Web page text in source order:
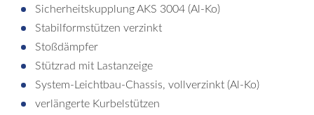
Sicherheitskupplung AKS 3004 (Al-Ko)
Stabilformstützen verzinkt
Stoßdämpfer
Stützrad mit Lastanzeige
System-Leichtbau-Chassis, vollverzinkt (Al-Ko)
verlängerte Kurbelstützen